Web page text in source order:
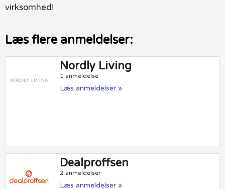
virksomhed!
Læs flere anmeldelser:
Nordly Living
1 anmeldelse
Læs anmeldelser »
Dealproffsen
2 anmeldelser
Læs anmeldelser »